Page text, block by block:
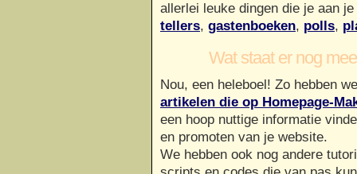
allerlei leuke dingen die je aan
tellers, gastenboeken, polls,
Wat staat er nog
Nou, een heleboel! Zo hebben
artikelen die op Homepage-
een hoop nuttige informatie
en promoten van je website.
We hebben ook nog andere